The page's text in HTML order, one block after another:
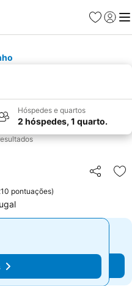
Favoritos
Iniciar
Hóspedes e quartos
2 hóspedes, 1 quarto.
Partilhar
pontuações)